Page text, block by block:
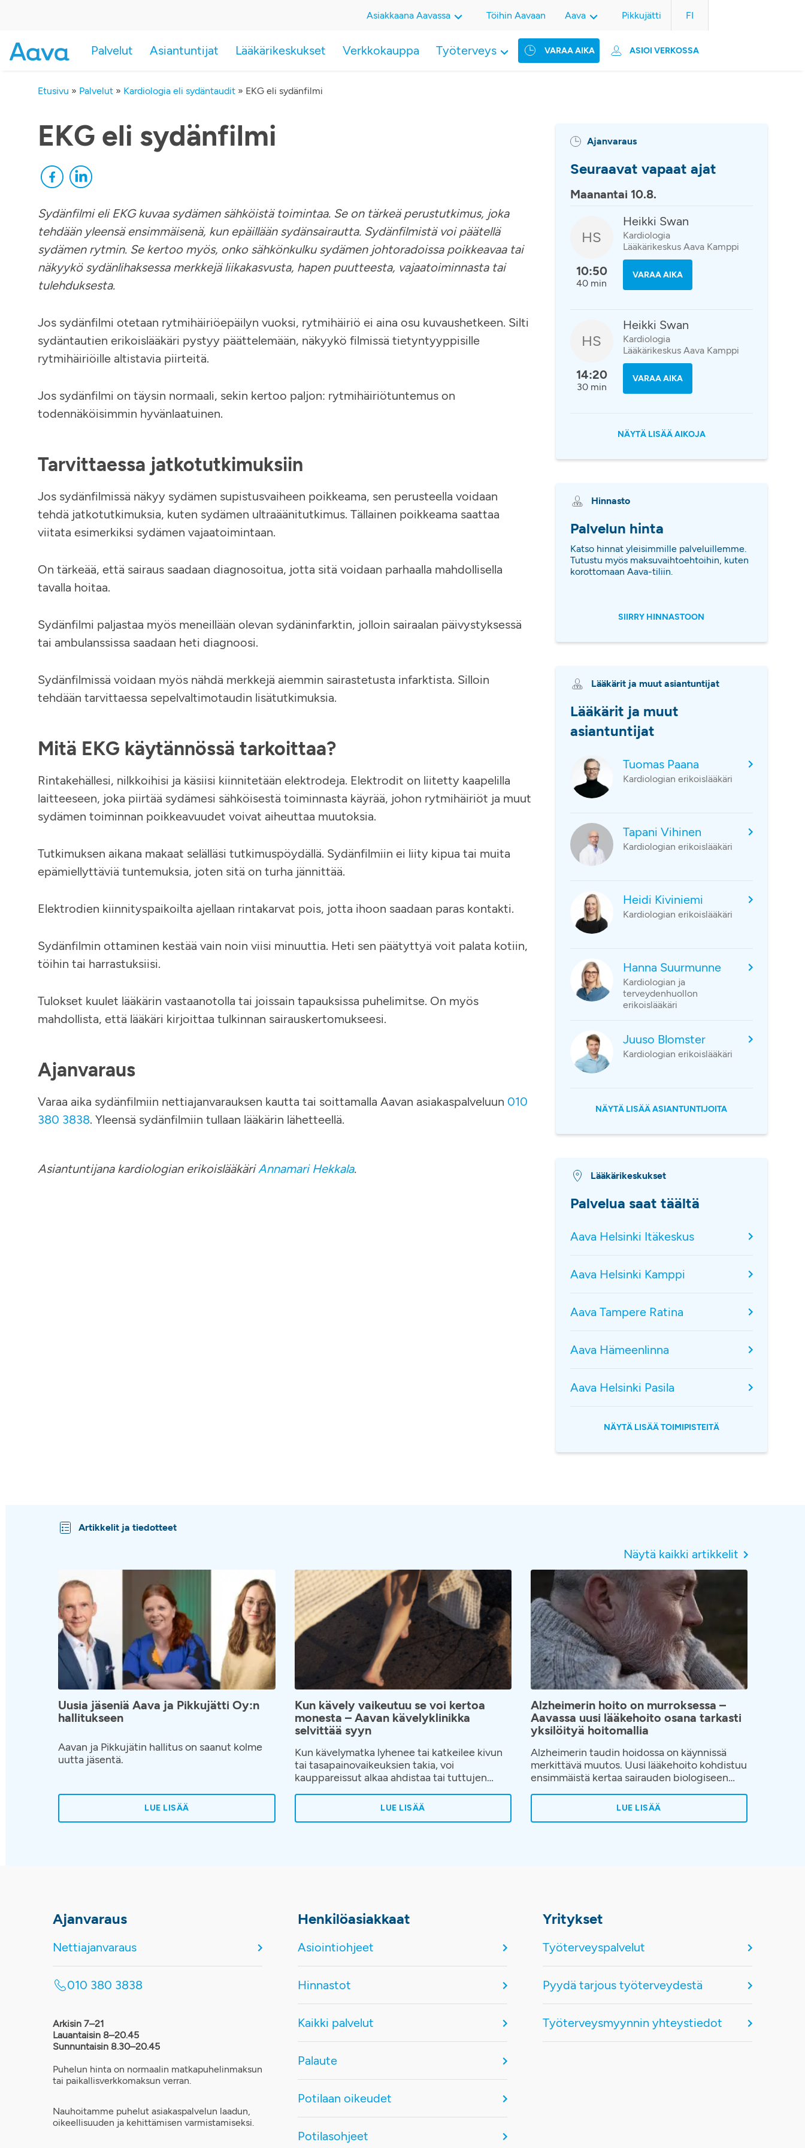
VARAA AIKA ASIOI VERKOSSA
Palvelut Asiantuntijat Lääkärikeskukset Verkkokauppa Työterveys
Asiakkaana Aavassa Töihin Aavaan Aava Pikkujätti FI
Etusivu » Palvelut » Kardiologia eli sydäntaudit » EKG eli sydänfilmi
EKG eli sydänfilmi
Sydänfilmi eli EKG kuvaa sydämen sähköistä toimintaa. Se on tärkeä perustutkimus, joka
tehdään yleensä ensimmäisenä, kun epäillään sydänsairautta. Sydänfilmistä voi päätellä
sydämen rytmin. Se kertoo myös, onko sähkönkulku sydämen johtoradoissa poikkeavaa tai
näkyykö sydänlihaksessa merkkejä liikakasvusta, hapen puutteesta, vajaatoiminnasta tai
tulehduksesta.
Jos sydänfilmi otetaan rytmihäiriöepäilyn vuoksi, rytmihäiriö ei aina osu kuvaushetkeen. Silti
sydäntautien erikoislääkäri pystyy päättelemään, näkyykö filmissä tietyntyyppisille
rytmihäiriöille altistavia piirteitä.
Jos sydänfilmi on täysin normaali, sekin kertoo paljon: rytmihäiriötuntemus on
todennäköisimmin hyvänlaatuinen.
Tarvittaessa jatkotutkimuksiin
Jos sydänfilmissä näkyy sydämen supistusvaiheen poikkeama, sen perusteella voidaan
tehdä jatkotutkimuksia, kuten sydämen ultraäänitutkimus. Tällainen poikkeama saattaa
viitata esimerkiksi sydämen vajaatoimintaan.
On tärkeää, että sairaus saadaan diagnosoitua, jotta sitä voidaan parhaalla mahdollisella
tavalla hoitaa.
Sydänfilmi paljastaa myös meneillään olevan sydäninfarktin, jolloin sairaalan päivystyksessä
tai ambulanssissa saadaan heti diagnoosi.
Sydänfilmissä voidaan myös nähdä merkkejä aiemmin sairastetusta infarktista. Silloin
tehdään tarvittaessa sepelvaltimotaudin lisätutkimuksia.
Mitä EKG käytännössä tarkoittaa?
Rintakehällesi, nilkkoihisi ja käsiisi kiinnitetään elektrodeja. Elektrodit on liitetty kaapelilla
laitteeseen, joka piirtää sydämesi sähköisestä toiminnasta käyrää, johon rytmihäiriöt ja muut
sydämen toiminnan poikkeavuudet voivat aiheuttaa muutoksia.
Tutkimuksen aikana makaat selälläsi tutkimuspöydällä. Sydänfilmiin ei liity kipua tai muita
epämiellyttäviä tuntemuksia, joten sitä on turha jännittää.
Elektrodien kiinnityspaikoilta ajellaan rintakarvat pois, jotta ihoon saadaan paras kontakti.
Sydänfilmin ottaminen kestää vain noin viisi minuuttia. Heti sen päätyttyä voit palata kotiin,
töihin tai harrastuksiisi.
Tulokset kuulet lääkärin vastaanotolla tai joissain tapauksissa puhelimitse. On myös
mahdollista, että lääkäri kirjoittaa tulkinnan sairauskertomukseesi.
Ajanvaraus
Varaa aika sydänfilmiin nettiajanvarauksen kautta tai soittamalla Aavan asiakaspalveluun 010
380 3838. Yleensä sydänfilmiin tullaan lääkärin lähetteellä.
Asiantuntijana kardiologian erikoislääkäriAnnamari Hekkala.
Ajanvaraus
Seuraavat vapaat ajat
Maanantai 10.8.
HS
10:50
40 min
Heikki Swan
Kardiologia
Lääkärikeskus Aava Kamppi
VARAA AIKA
HS
14:20
30 min
Heikki Swan
Kardiologia
Lääkärikeskus Aava Kamppi
VARAA AIKA
NÄYTÄ LISÄÄ AIKOJA
Hinnasto
Palvelun hinta
Katso hinnat yleisimmille palveluillemme.
Tutustu myös maksuvaihtoehtoihin, kuten
korottomaan Aava-tiliin.
SIIRRY HINNASTOON
Lääkärit ja muut asiantuntijat
Lääkärit ja muut
asiantuntijat
Tuomas Paana
Kardiologian erikoislääkäri
Tapani Vihinen
Kardiologian erikoislääkäri
Heidi Kiviniemi
Kardiologian erikoislääkäri
Hanna Suurmunne
Kardiologian ja
terveydenhuollon
erikoislääkäri
Juuso Blomster
Kardiologian erikoislääkäri
NÄYTÄ LISÄÄ ASIANTUNTIJOITA
Lääkärikeskukset
Palvelua saat täältä
Aava Helsinki Itäkeskus
Aava Helsinki Kamppi
Aava Tampere Ratina
Aava Hämeenlinna
Aava Helsinki Pasila
NÄYTÄ LISÄÄ TOIMIPISTEITÄ
Artikkelit ja tiedotteet
Näytä kaikki artikkelit
Uusia jäseniä Aava ja Pikkujätti Oy:n
hallitukseen
Aavan ja Pikkujätin hallitus on saanut kolme
uutta jäsentä.
LUE LISÄÄ
Kun kävely vaikeutuu se voi kertoa
monesta – Aavan kävelyklinikka
selvittää syyn
Kun kävelymatka lyhenee tai katkeilee kivun
tai tasapainovaikeuksien takia, voi
kauppareissut alkaa ahdistaa tai tuttujen
alkaa pienentyä hiljalleen ja kävelyn
LUE LISÄÄ
Alzheimerin hoito on murroksessa –
Aavassa uusi lääkehoito osana tarkasti
yksilöityä hoitomallia
Alzheimerin taudin hoidossa on käynnissä
merkittävä muutos. Uusi lääkehoito kohdistuu
ensimmäistä kertaa sairauden biologiseen
osana huolellisesti rakennettua hoitopolkua,
LUE LISÄÄ
Ajanvaraus
Nettiajanvaraus
010 380 3838
Arkisin 7–21
Lauantaisin 8–20.45
Sunnuntaisin 8.30–20.45
Puhelun hinta on normaalin matkapuhelinmaksun
tai paikallisverkkomaksun verran.
Nauhoitamme puhelut asiakaspalvelun laadun,
oikeellisuuden ja kehittämisen varmistamiseksi.
Henkilöasiakkaat
Asiointiohjeet
Hinnastot
Kaikki palvelut
Palaute
Potilaan oikeudet
Potilasohjeet
Yritykset
Työterveyspalvelut
Pyydä tarjous työterveydestä
Työterveysmyynnin yhteystiedot